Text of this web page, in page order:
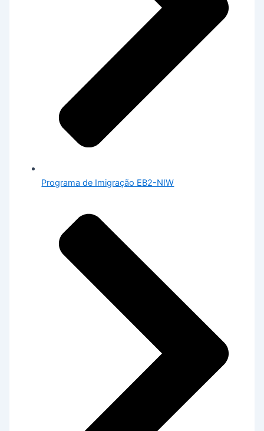
Programa de Imigração EB2-NIW